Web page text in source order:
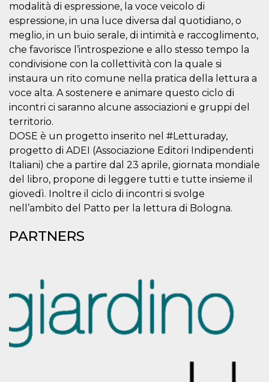
modalità di espressione, la voce veicolo di
espressione, in una luce diversa dal quotidiano, o
meglio, in un buio serale, di intimità e raccoglimento,
che favorisce l’introspezione e allo stesso tempo la
condivisione con la collettività con la quale si
instaura un rito comune nella pratica della lettura a
voce alta. A sostenere e animare questo ciclo di
incontri ci saranno alcune associazioni e gruppi del
territorio.
DOSE è un progetto inserito nel #Letturaday,
progetto di ADEI (Associazione Editori Indipendenti
Italiani) che a partire dal 23 aprile, giornata mondiale
del libro, propone di leggere tutti e tutte insieme il
giovedì. Inoltre il ciclo di incontri si svolge
nell’ambito del Patto per la lettura di Bologna.
PARTNERS
This is a
general
purpose
identifier
used to
maintain
user session
variables. It
is normally a
random
number,
specific to
the site, but
a good
example is
maintaining
a logged-in
status for a
pages.
consent
preferences.
necessary
for Cookie-
Script.com